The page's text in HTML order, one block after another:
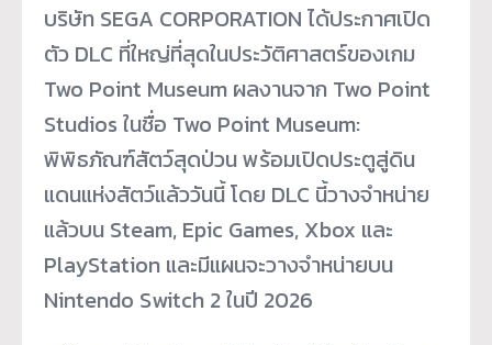
บริษัท SEGA CORPORATION ได้ประกาศเปิด
ตัว DLC ที่ใหญ่ที่สุดในประวัติศาสตร์ของเกม
Two Point Museum ผลงานจาก Two Point
Studios ในชื่อ Two Point Museum:
พิพิธภัณฑ์สัตว์สุดป่วน พร้อมเปิดประตูสู่ดิน
แดนแห่งสัตว์แล้ววันนี้ โดย DLC นี้วางจำหน่าย
แล้วบน Steam, Epic Games, Xbox และ
PlayStation และมีแผนจะวางจำหน่ายบน
Nintendo Switch 2 ในปี 2026